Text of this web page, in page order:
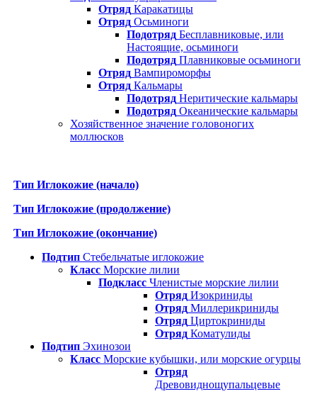
Отряд Каракатицы
Отряд Осьминоги
Подотряд Бесплавниковые, или
Настоящие, осьминоги
Подотряд Плавниковые осьминоги
Отряд Вампироморфы
Отряд Кальмары
Подотряд Неритические кальмары
Подотряд Океанические кальмары
Хозяйственное значение головоногих
моллюсков
Тип Иглокожие (начало)
Тип Иглокожие (продолжение)
Тип Иглокожие (окончание)
Подтип Стебельчатые иглокожие
Класс Морские лилии
Подкласс Членистые морские лилии
Отряд Изокриниды
Отряд Миллерикриниды
Отряд Циртокриниды
Отряд Коматулиды
Подтип Эхинозои
Класс Морские кубышки, или морские огурцы
Отряд
Древовиднощупальцевые